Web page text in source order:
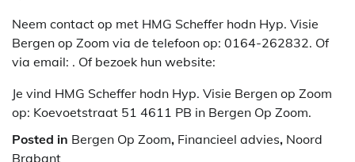
Neem contact op met HMG Scheffer hodn Hyp. Visie
Bergen op Zoom via de telefoon op: 0164-262832. Of
via email: . Of bezoek hun website:
Je vind HMG Scheffer hodn Hyp. Visie Bergen op Zoom
op: Koevoetstraat 51 4611 PB in Bergen Op Zoom.
Posted in Bergen Op Zoom, Financieel advies, Noord
Brabant